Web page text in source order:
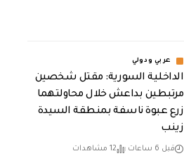
عربي ودولي
الداخلية السورية: مقتل شخصين
مرتبطين بداعش خلال محاولتهما
زرع عبوة ناسفة بمنطقة السيدة
زينب
قبل 6 ساعات 12 مشاهدات